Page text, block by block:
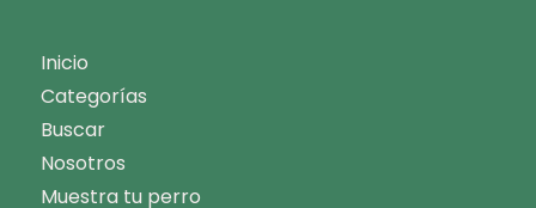
Inicio
Categorías
Buscar
Nosotros
Muestra tu perro